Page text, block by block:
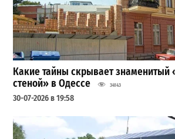
Какие тайны скрывает знаменитый
стеной» в Одессе
34143
30-07-2026 в 19:58